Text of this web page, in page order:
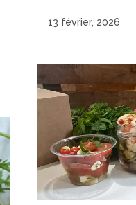
13 février, 2026